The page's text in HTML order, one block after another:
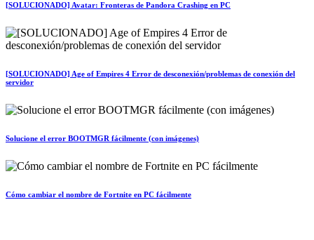
[SOLUCIONADO] Avatar: Fronteras de Pandora Crashing en PC
[SOLUCIONADO] Age of Empires 4 Error de desconexión/problemas de conexión del
servidor
Solucione el error BOOTMGR fácilmente (con imágenes)
Cómo cambiar el nombre de Fortnite en PC fácilmente